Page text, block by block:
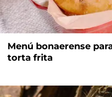
Menú bonaerense
torta frita